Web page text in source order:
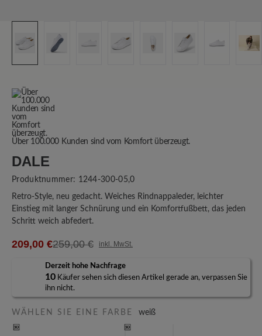
Über 100.000 Kunden sind vom Komfort überzeugt.
DALE
Produktnummer: 1244-300-05,0
Retro-Style, neu gedacht. Weiches Rindnappaleder, leichter
Einstieg mit langer Schnürung und ein Komfortfußbett, das jeden
Schritt weich abfedert.
209,00 €259,00 € inkl. MwSt.
Derzeit hohe Nachfrage
10 Käufer sehen sich diesen Artikel gerade an, verpassen Sie
ihn nicht.
WÄHLEN SIE EINE FARBE weiß